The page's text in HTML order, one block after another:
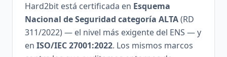
Hard2bit está certificada en Esquema
Nacional de Seguridad categoría ALTA(RD
311/2022) — el nivel más exigente del ENS — y
en ISO/IEC 27001:2022. Los mismos marcos